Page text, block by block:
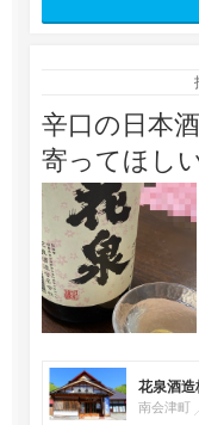
辛口の日本
寄ってほし
花泉酒造
南会津町